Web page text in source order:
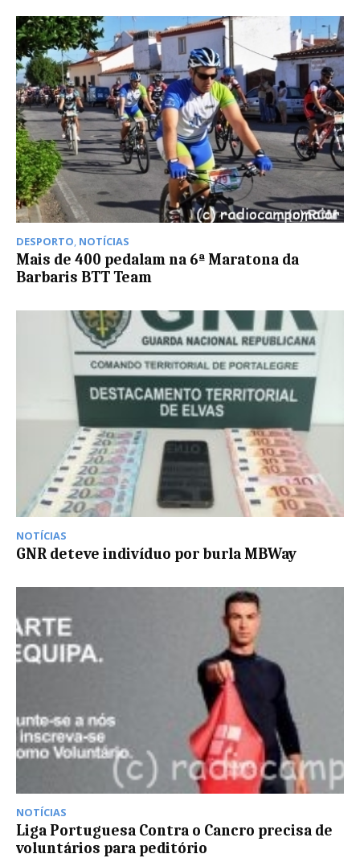
DESPORTO NOTÍCIAS
Mais de 400 pedalam na 6ª Maratona da
Barbaris BTT Team
NOTÍCIAS
GNR deteve indivíduo por burla MBWay
NOTÍCIAS
Liga Portuguesa Contra o Cancro precisa de
voluntários para peditório